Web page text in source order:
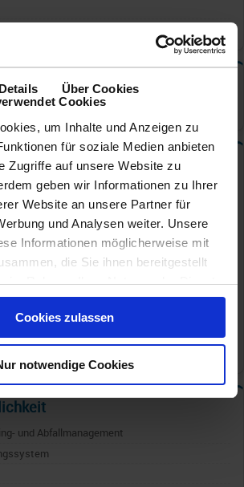
Details
Über Cookies
Cookies
um Inhalte und Anzeigen zu
für soziale Medien anbieten
Zugriffe auf unsere Website zu
geben wir Informationen zu Ihrer
Website an unsere Partner für
und Analysen weiter. Unsere
Informationen möglicherweise mit
die Sie ihnen bereitgestellt
im Rahmen Ihrer Nutzung der Dienste
Cookies zulassen
notwendige Cookies
und Abfallmanagement